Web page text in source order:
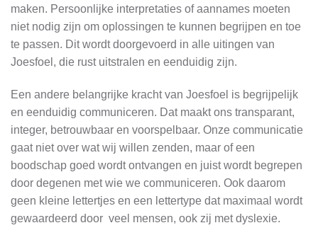
maken. Persoonlijke interpretaties of aannames moeten
niet nodig zijn om oplossingen te kunnen begrijpen en toe
te passen. Dit wordt doorgevoerd in alle uitingen van
Joesfoel, die rust uitstralen en eenduidig zijn.
Een andere belangrijke kracht van Joesfoel is begrijpelijk
en eenduidig communiceren. Dat maakt ons transparant,
integer, betrouwbaar en voorspelbaar. Onze communicatie
gaat niet over wat wij willen zenden, maar of een
boodschap goed wordt ontvangen en juist wordt begrepen
door degenen met wie we communiceren. Ook daarom
geen kleine lettertjes en een lettertype dat maximaal wordt
gewaardeerd door veel mensen, ook zij met dyslexie.